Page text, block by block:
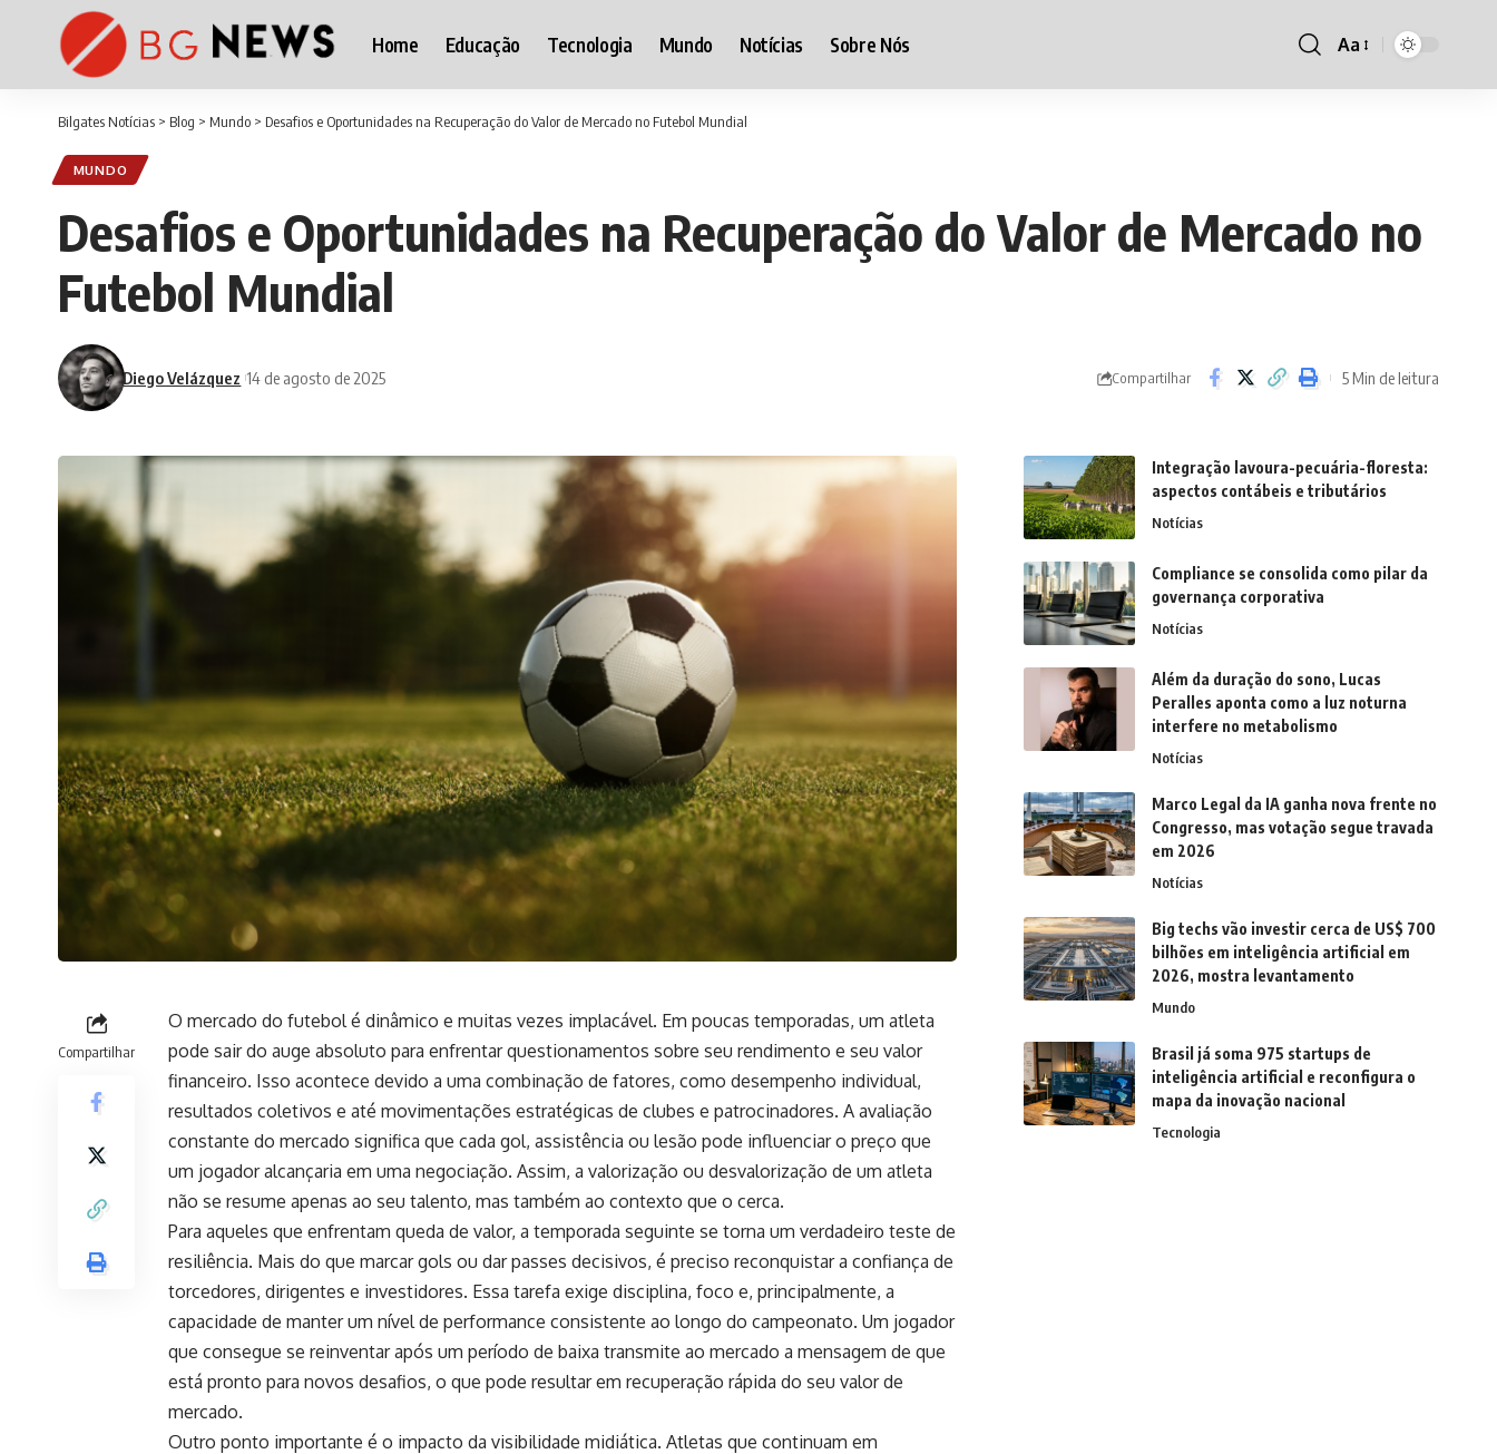
Home Educação Tecnologia Mundo Notícias Sobre Nós
Font
Resizer
Aa
Bilgates Notícias > Blog > Mundo > Desafios e Oportunidades na Recuperação do Valor de Mercado no Futebol Mundial
MUNDO
Desafios e Oportunidades na Recuperação do Valor de Mercado no
Futebol Mundial
Diego Velázquez 14 de agosto de 2025 Compartilhar 5 Min de leitura
Compartilhar
O mercado do futebol é dinâmico e muitas vezes implacável. Em poucas temporadas, um atleta
pode sair do auge absoluto para enfrentar questionamentos sobre seu rendimento e seu valor
financeiro. Isso acontece devido a uma combinação de fatores, como desempenho individual,
resultados coletivos e até movimentações estratégicas de clubes e patrocinadores. A avaliação
constante do mercado significa que cada gol, assistência ou lesão pode influenciar o preço que
um jogador alcançaria em uma negociação. Assim, a valorização ou desvalorização de um atleta
não se resume apenas ao seu talento, mas também ao contexto que o cerca.
Para aqueles que enfrentam queda de valor, a temporada seguinte se torna um verdadeiro teste de
resiliência. Mais do que marcar gols ou dar passes decisivos, é preciso reconquistar a confiança de
torcedores, dirigentes e investidores. Essa tarefa exige disciplina, foco e, principalmente, a
capacidade de manter um nível de performance consistente ao longo do campeonato. Um jogador
que consegue se reinventar após um período de baixa transmite ao mercado a mensagem de que
está pronto para novos desafios, o que pode resultar em recuperação rápida do seu valor de
mercado.
Outro ponto importante é o impacto da visibilidade midiática. Atletas que continuam em
Integração lavoura-pecuária-floresta:
aspectos contábeis e tributários
Notícias
Compliance se consolida como pilar da
governança corporativa
Notícias
Além da duração do sono, Lucas
Peralles aponta como a luz noturna
interfere no metabolismo
Notícias
Marco Legal da IA ganha nova frente no
Congresso, mas votação segue travada
em 2026
Notícias
Big techs vão investir cerca de US$ 700
bilhões em inteligência artificial em
2026, mostra levantamento
Mundo
Brasil já soma 975 startups de
inteligência artificial e reconfigura o
mapa da inovação nacional
Tecnologia